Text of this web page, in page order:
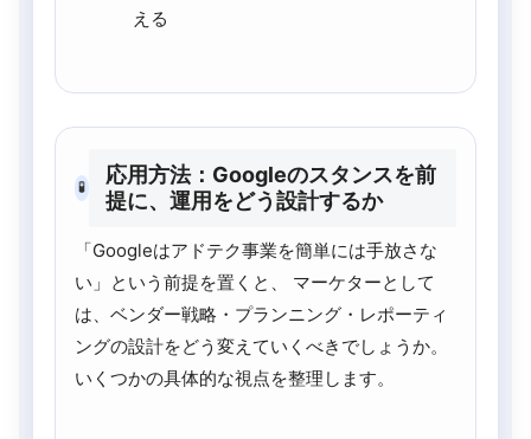
える
🧪
応用方法：Googleのスタンスを前
提に、運用をどう設計するか
「Googleはアドテク事業を簡単には手放さな
い」という前提を置くと、 マーケターとして
は、ベンダー戦略・プランニング・レポーティ
ングの設計をどう変えていくべきでしょうか。
いくつかの具体的な視点を整理します。